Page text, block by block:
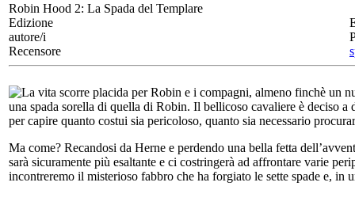
Robin Hood 2: La Spada del Templare
Edizione
autore/i
Recensore
La vita scorre placida per Robin e i compagni, almeno finchè un
una spada sorella di quella di Robin. Il bellicoso cavaliere è deciso
per capire quanto costui sia pericoloso, quanto sia necessario
Ma come? Recandosi da Herne e perdendo una bella fetta
sarà sicuramente più esaltante e ci costringerà ad affrontare varie
incontreremo il misterioso fabbro che ha forgiato le sette spade e,